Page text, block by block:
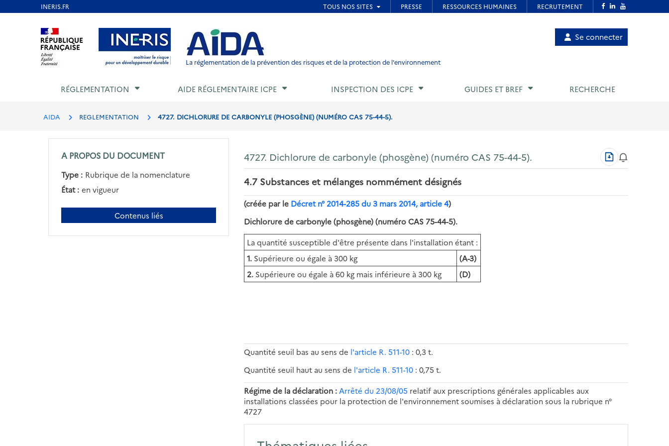
Aller au contenu Aller au menu Aller au pied de page
La réglementation de la prévention des risques et de la protection de l'environnement
Menu
utilisateur
Se connecter
RÉGLEMENTATION AIDE RÉGLEMENTAIRE ICPE INSPECTION DES ICPE GUIDES ET BREF RECHERCHE
AIDA REGLEMENTATION 4727. DICHLORURE DE CARBONYLE (PHOSGÈNE) (NUMÉRO CAS 75-44-5).
A PROPOS DU DOCUMENT
Type : Rubrique de la nomenclature
État : en vigueur
Contenus liés
4727. Dichlorure de carbonyle (phosgène) (numéro CAS 75-44-5).
Télécharger
au
4.7 Substances et mélanges nommément désignés
(créée par le Décret n° 2014-285 du 3 mars 2014, article 4)
Dichlorure de carbonyle (phosgène) (numéro CAS 75-44-5).
La quantité susceptible d'être présente dans l'installation étant :
1. Supérieure ou égale à 300 kg
(A-3)
2. Supérieure ou égale à 60 kg mais inférieure à 300 kg (D)
Quantité seuil bas au sens de l'article R. 511-10 : 0,3 t.
Quantité seuil haut au sens de l'article R. 511-10 : 0,75 t.
Régime de la déclaration : Arrêté du 23/08/05 relatif aux prescriptions générales applicables aux
installations classées pour la protection de l'environnement soumises à déclaration sous la rubrique n°
4727